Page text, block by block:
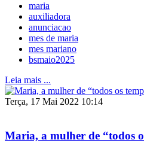
maria
auxiliadora
anunciacao
mes de maria
mes mariano
bsmaio2025
Leia mais ...
Terça, 17 Mai 2022 10:14
Maria, a mulher de “todos